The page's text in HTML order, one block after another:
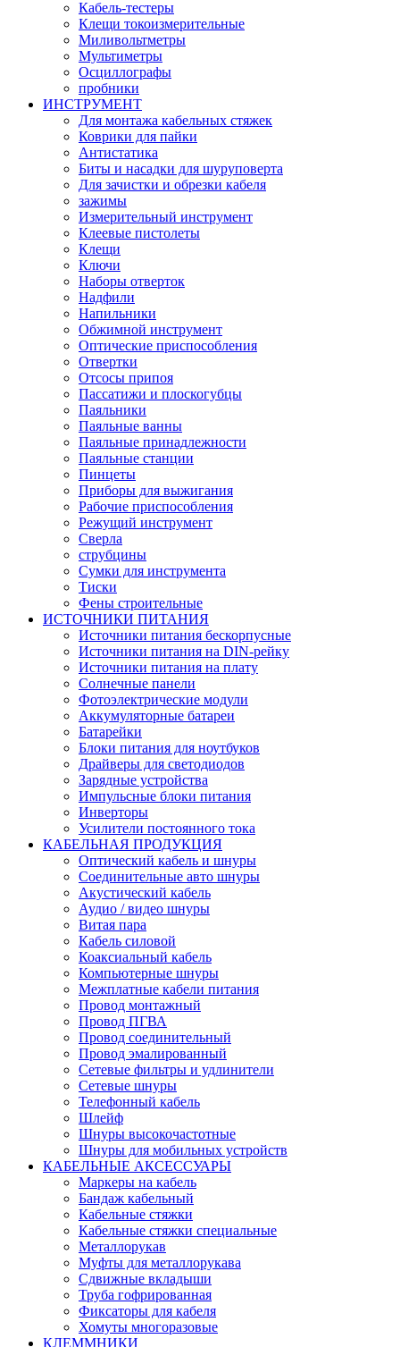
Кабель-тестеры
Клещи токоизмерительные
Миливольтметры
Мультиметры
Осциллографы
пробники
ИНСТРУМЕНТ
Для монтажа кабельных стяжек
Коврики для пайки
Антистатика
Биты и насадки для шуруповерта
Для зачистки и обрезки кабеля
зажимы
Измерительный инструмент
Клеевые пистолеты
Клещи
Ключи
Наборы отверток
Надфили
Напильники
Обжимной инструмент
Оптические приспособления
Отвертки
Отсосы припоя
Пассатижи и плоскогубцы
Паяльники
Паяльные ванны
Паяльные принадлежности
Паяльные станции
Пинцеты
Приборы для выжигания
Рабочие приспособления
Режущий инструмент
Сверла
струбцины
Сумки для инструмента
Тиски
Фены строительные
ИСТОЧНИКИ ПИТАНИЯ
Источники питания бескорпусные
Источники питания на DIN-рейку
Источники питания на плату
Солнечные панели
Фотоэлектрические модули
Аккумуляторные батареи
Батарейки
Блоки питания для ноутбуков
Драйверы для светодиодов
Зарядные устройства
Импульсные блоки питания
Инверторы
Усилители постоянного тока
КАБЕЛЬНАЯ ПРОДУКЦИЯ
Оптический кабель и шнуры
Соединительные авто шнуры
Акустический кабель
Аудио / видео шнуры
Витая пара
Кабель силовой
Коаксиальный кабель
Компьютерные шнуры
Межплатные кабели питания
Провод монтажный
Провод ПГВА
Провод соединительный
Провод эмалированный
Сетевые фильтры и удлинители
Сетевые шнуры
Телефонный кабель
Шлейф
Шнуры высокочастотные
Шнуры для мобильных устройств
КАБЕЛЬНЫЕ АКСЕССУАРЫ
Маркеры на кабель
Бандаж кабельный
Кабельные стяжки
Кабельные стяжки специальные
Металлорукав
Муфты для металлорукава
Сдвижные вкладыши
Труба гофрированная
Фиксаторы для кабеля
Хомуты многоразовые
КЛЕММНИКИ